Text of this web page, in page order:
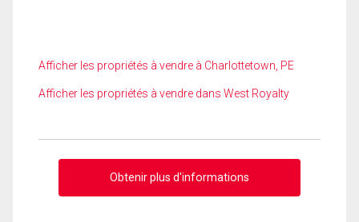
Afficher les propriétés à vendre à Charlottetown, PE
Afficher les propriétés à vendre dans West Royalty
Obtenir plus d'informations